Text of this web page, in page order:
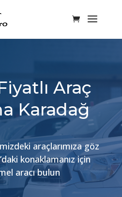
Araç
Karadağ
araçlarımıza göz
konaklamanız için
aracı bulun